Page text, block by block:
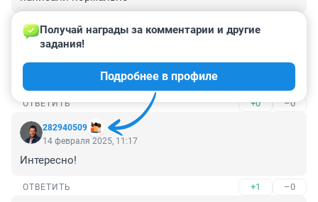
ОТВЕТИТЬ
Гость
Таких беспределов 1000000
ОТВЕТИТЬ +0 –0
282940509
Получай награды за комментарии и другие
задания!
Подробнее в профиле
14 февраля 2025, 11:17
Интересно!
ОТВЕТИТЬ +1 –0